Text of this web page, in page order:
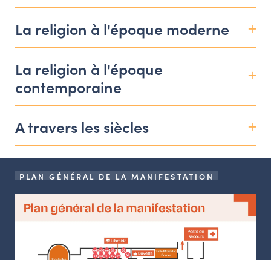
NAVIGATION FILTRÉE « ACTEURS »
Comité d'Histoire Régionale
Service Inventaire et Patrimoines de la Région Grand Est
Amateurs d’histoire et de patrimoine
Responsables de structures
Étudiants & chercheurs
La religion à l'époque moderne
La religion à l'époque
contemporaine
A travers les siècles
PLAN GÉNÉRAL DE LA MANIFESTATION